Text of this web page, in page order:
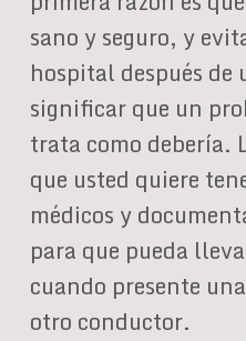
sano y seguro, y
hospital después
significar que un
trata como debería.
que usted quiere
médicos y
para que pueda
cuando presente
otro conductor.